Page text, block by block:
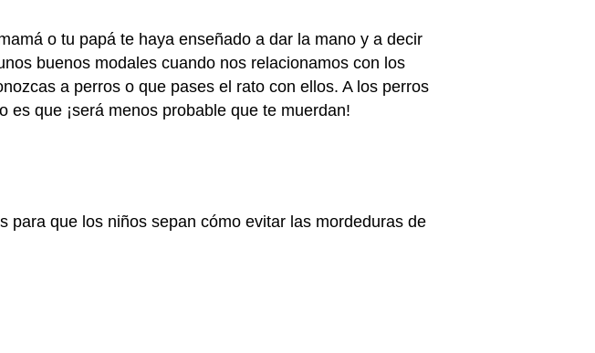
o tu papá te haya enseñado a dar la mano y a decir
buenos modales cuando nos relacionamos con los
a perros o que pases el rato con ellos. A los perros
es que ¡será menos probable que te muerdan!
para que los niños sepan cómo evitar las mordeduras de